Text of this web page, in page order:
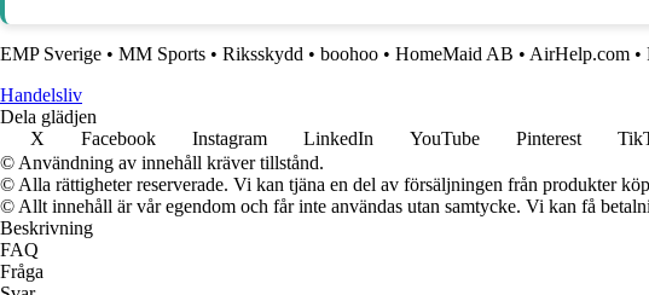
EMP Sverige • MM Sports • Riksskydd • boohoo • HomeMaid AB • AirHelp.com •
Handelsliv
Dela glädjen
X
Facebook Instagram LinkedIn YouTube Pinterest
© Användning av innehåll kräver tillstånd.
© Alla rättigheter reserverade. Vi kan tjäna en del av försäljningen från produkter
© Allt innehåll är vår egendom och får inte användas utan samtycke. Vi kan få
Beskrivning
FAQ
Fråga